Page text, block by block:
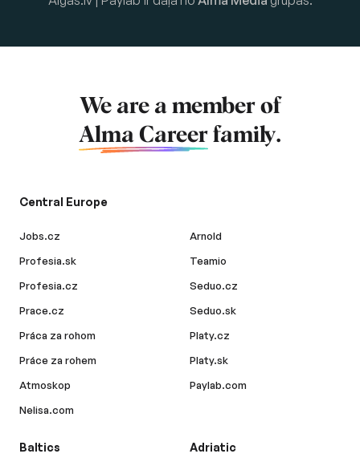
We are a member of
Alma Career family.
Central Europe
Jobs.cz
Profesia.sk
Profesia.cz
Prace.cz
Práca za rohom
Práce za rohem
Atmoskop
Nelisa.com
Arnold
Teamio
Seduo.cz
Seduo.sk
Platy.cz
Platy.sk
Paylab.com
Baltics Adriatic